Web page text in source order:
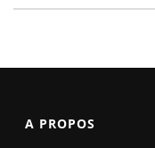
A PROPOS